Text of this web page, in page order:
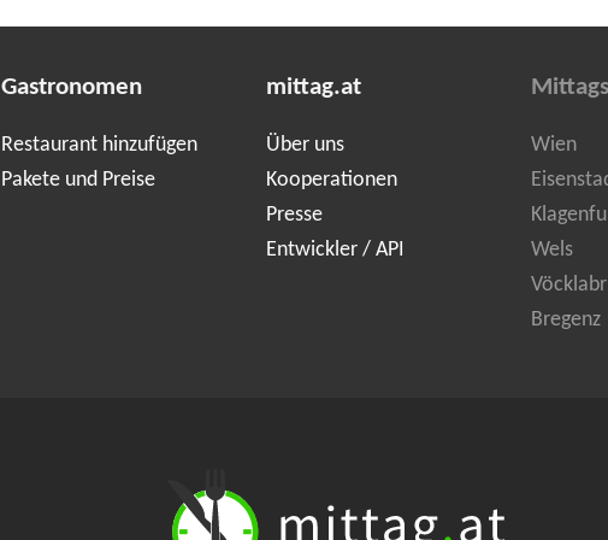
Gastronomen
Restaurant hinzufügen
Pakete und Preise
mittag.at
Über uns
Kooperationen
Presse
Entwickler / API
Wien
Wels
Bregenz